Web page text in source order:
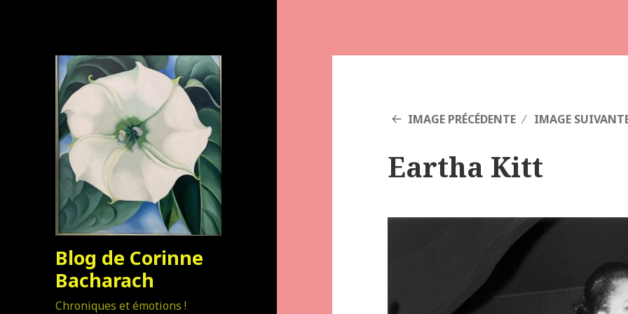
Blog de Corinne
Bacharach
Chroniques et émotions !
IMAGE PRÉCÉDENTE IMAGE
Eartha Kitt